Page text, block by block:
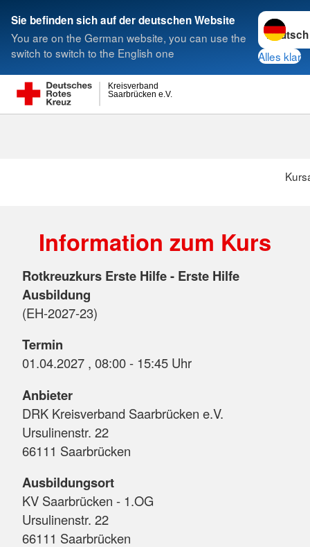
Sie befinden sich auf der deutschen Website
You are on the German website, you can use the
switch to switch to the English one
Sprache
Alles klar
Saarbrücken e.V.
Kreisverband
Suche
Information zum Kurs
Rotkreuzkurs Erste Hilfe - Erste Hilfe
Ausbildung
(EH-2027-23)
Termin
01.04.2027 , 08:00 - 15:45 Uhr
Anbieter
DRK Kreisverband Saarbrücken e.V.
Ursulinenstr. 22
66111 Saarbrücken
Ausbildungsort
KV Saarbrücken - 1.OG
Ursulinenstr. 22
66111 Saarbrücken